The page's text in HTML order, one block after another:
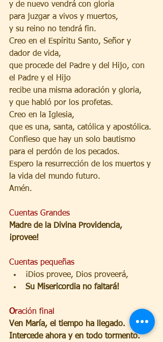
y de nuevo vendrá con gloria
para juzgar a vivos y muertos,
y su reino no tendrá fin.
Creo en el Espíritu Santo, Señor y
dador de vida,
que procede del Padre y del Hijo, con
el Padre y el Hijo
recibe una misma adoración y gloria,
y que habló por los profetas.
Creo en la Iglesia,
que es una, santa, católica y apostólica.
Confieso que hay un solo bautismo
para el perdón de los pecados.
Espero la resurrección de los muertos y
la vida del mundo futuro.
Amén.
Cuentas Grandes
Madre de la Divina Providencia,
¡provee!
Cuentas pequeñas
¡Dios provee, Dios proveerá,
Su Misericordia no faltará!
Oración final
Ven María, el tiempo ha llegado.
Intercede ahora y en todo tormento.